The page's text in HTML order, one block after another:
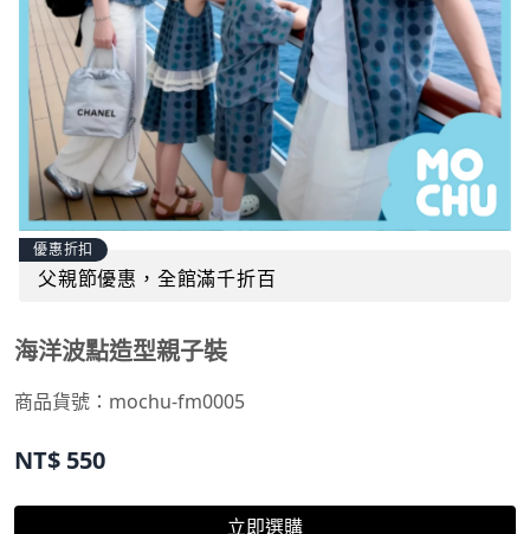
優惠折扣
父親節優惠，全館滿千折百
海洋波點造型親子裝
商品貨號：mochu-fm0005
NT$550
加入收藏清單